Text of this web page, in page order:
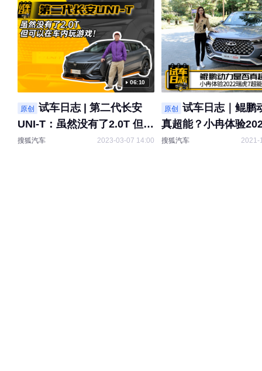
06:10
原创
试车日志 | 第二代长安
UNI-T：虽然没有了2.0T 但可
以在车内玩游戏！
搜狐汽车 2023-03-07 14:00
原创
试车日志｜鲲鹏
真超能？小冉体验
超能版
搜狐汽车 2021-